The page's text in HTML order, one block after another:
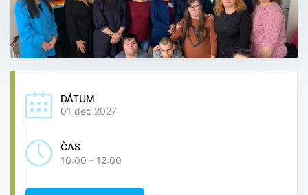
DÁTUM
01 dec 2027
ČAS
10:00 - 12:00